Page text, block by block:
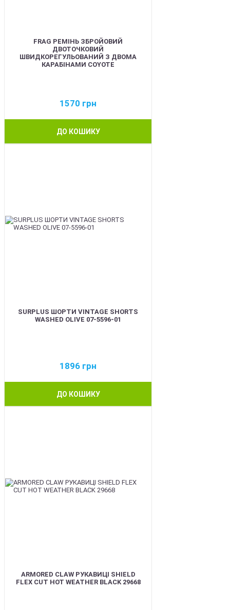
FRAG РЕМІНЬ ЗБРОЙОВИЙ
ДВОТОЧКОВИЙ
ШВИДКОРЕГУЛЬОВАНИЙ З ДВОМА
КАРАБІНАМИ COYOTE
1570 грн
ДО КОШИКУ
SURPLUS ШОРТИ VINTAGE SHORTS
WASHED OLIVE 07-5596-01
1896 грн
ДО КОШИКУ
ARMORED CLAW РУКАВИЦІ SHIELD
FLEX CUT HOT WEATHER BLACK 29668